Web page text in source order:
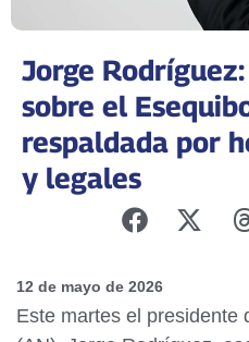
Jorge
sobre el
respaldada por
y legales
12 de mayo de 2026
Este martes el presidente